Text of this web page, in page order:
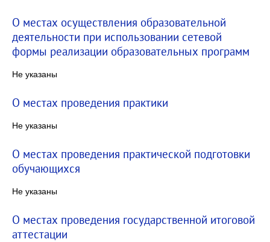
О местах осуществления образовательной
деятельности при использовании сетевой
формы реализации образовательных программ
Не указаны
О местах проведения практики
Не указаны
О местах проведения практической подготовки
обучающихся
Не указаны
О местах проведения государственной итоговой
аттестации